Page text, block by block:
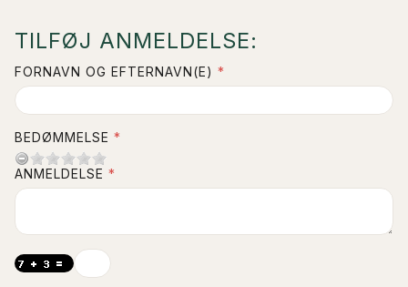
TILFØJ ANMELDELSE:
FORNAVN OG EFTERNAVN(E)
BEDØMMELSE
ANMELDELSE